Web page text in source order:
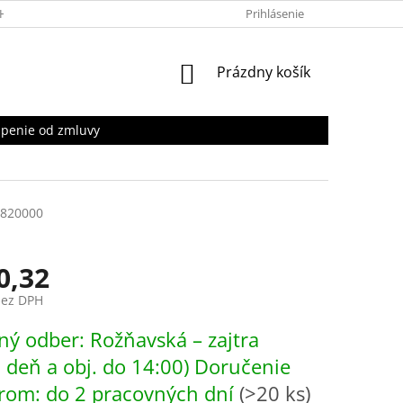
OSOBNÝCH ÚDAJOV Prihlásenie
NÁKUPNÝ
Prázdny košík
od zmluvy
DPH
odber: Rožňavská – zajtra
deň a obj. do 14:00) Doručenie
do 2 pracovných dní (>20 ks)